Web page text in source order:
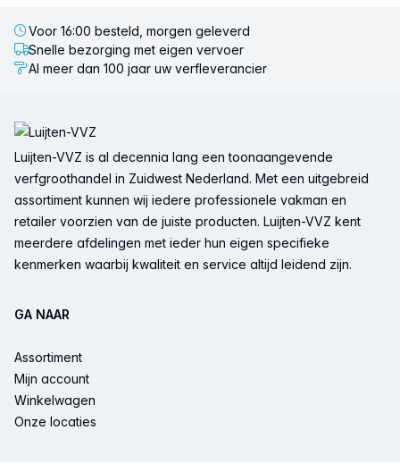
Voor 16:00 besteld, morgen geleverd
Snelle bezorging met eigen vervoer
Al meer dan 100 jaar uw verfleverancier
Luijten-VVZ is al decennia lang een toonaangevende
verfgroothandel in Zuidwest Nederland. Met een uitgebreid
assortiment kunnen wij iedere professionele vakman en
retailer voorzien van de juiste producten. Luijten-VVZ kent
meerdere afdelingen met ieder hun eigen specifieke
kenmerken waarbij kwaliteit en service altijd leidend zijn.
GA NAAR
Assortiment
Mijn account
Winkelwagen
Onze locaties